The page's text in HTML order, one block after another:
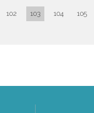
102 103 104 105